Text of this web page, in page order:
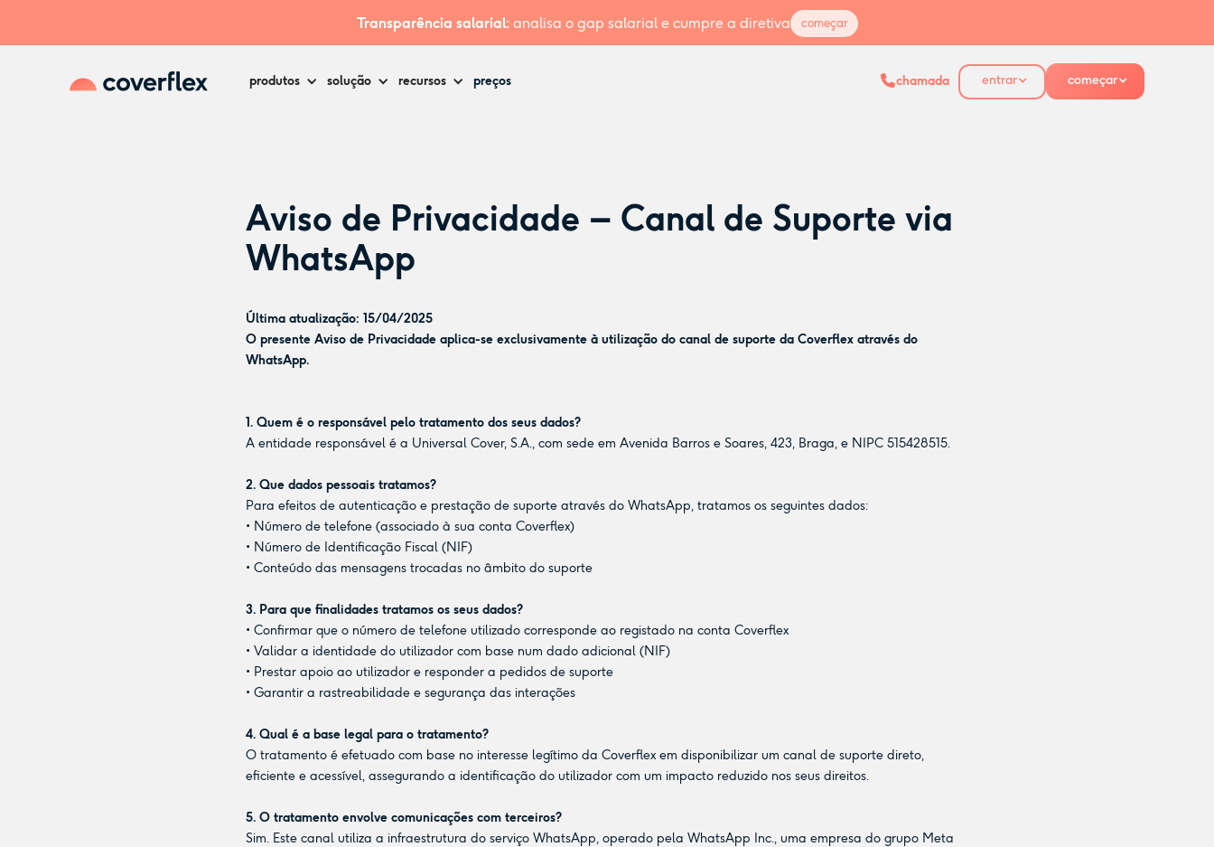
Transparência salarial: analisa o gap salarial e cumpre a diretiva começar
produtos solução recursos preços chamada entrar começar
Aviso de Privacidade – Canal de Suporte via
WhatsApp
Última atualização: 15/04/2025
O presente Aviso de Privacidade aplica-se exclusivamente à utilização do canal de suporte da Coverflex através do
WhatsApp.
1. Quem é o responsável pelo tratamento dos seus dados?
A entidade responsável é a Universal Cover, S.A., com sede em Avenida Barros e Soares, 423, Braga, e NIPC 515428515.
2. Que dados pessoais tratamos?
Para efeitos de autenticação e prestação de suporte através do WhatsApp, tratamos os seguintes dados:
• Número de telefone (associado à sua conta Coverflex)
• Número de Identificação Fiscal (NIF)
• Conteúdo das mensagens trocadas no âmbito do suporte
3. Para que finalidades tratamos os seus dados?
• Confirmar que o número de telefone utilizado corresponde ao registado na conta Coverflex
• Validar a identidade do utilizador com base num dado adicional (NIF)
• Prestar apoio ao utilizador e responder a pedidos de suporte
• Garantir a rastreabilidade e segurança das interações
4. Qual é a base legal para o tratamento?
O tratamento é efetuado com base no interesse legítimo da Coverflex em disponibilizar um canal de suporte direto,
eficiente e acessível, assegurando a identificação do utilizador com um impacto reduzido nos seus direitos.
5. O tratamento envolve comunicações com terceiros?
Sim. Este canal utiliza a infraestrutura do serviço WhatsApp, operado pela WhatsApp Inc., uma empresa do grupo Meta